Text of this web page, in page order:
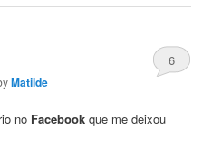
Matilde
6
no Facebook que me deixou